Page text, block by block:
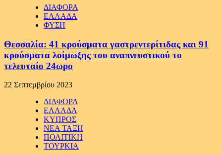
ΔΙΑΦΟΡΑ
ΕΛΛΑΔΑ
ΦΥΣΗ
Θεσσαλία: 41 κρούσματα γαστρεντερίτιδας και 91
κρούσματα λοίμωξης του αναπνευστικού το
τελευταίο 24ωρο
22 Σεπτεμβρίου 2023
ΔΙΑΦΟΡΑ
ΕΛΛΑΔΑ
ΚΥΠΡΟΣ
ΝΕΑ ΤΑΞΗ
ΠΟΛΙΤΙΚΗ
ΤΟΥΡΚΙΑ